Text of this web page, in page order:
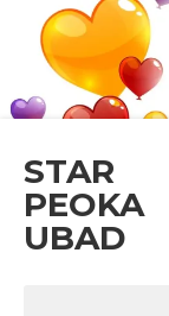
STAR
PEOKA
UBAD